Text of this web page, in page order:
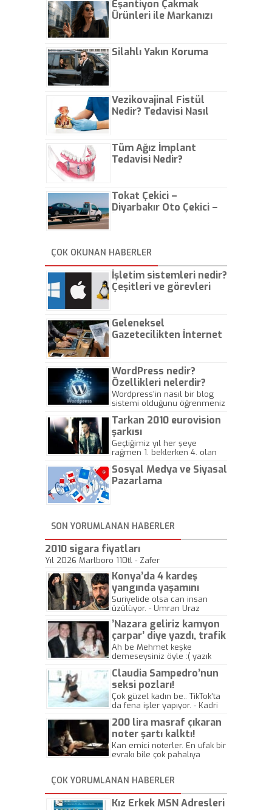
Eşantiyon Çakmak
Ürünleri ile Markanızı
Silahlı Yakın Koruma
Vezikovajinal Fistül
Nedir? Tedavisi Nasıl
Tüm Ağız İmplant
Tedavisi Nedir?
Tokat Çekici –
Diyarbakır Oto Çekici –
ÇOK OKUNAN HABERLER
İşletim sistemleri nedir?
Çeşitleri ve görevleri
Geleneksel
Gazetecilikten İnternet
WordPress nedir?
Özellikleri nelerdir?
Wordpress'in nasıl bir blog
sistemi olduğunu öğrenmeniz
Tarkan 2010 eurovision
şarkısı
Geçtiğimiz yıl her şeye
rağmen 1. beklerken 4. olan
gösterisinin bu yarışmada
önemli olmadığını anlamıştır.
Sosyal Medya ve Siyasal
Pazarlama
SON YORUMLANAN HABERLER
2010 sigara fiyatları
Yıl 2026 Marlboro 110tl - Zafer
Konya’da 4 kardeş
yangında yaşamını
yitirdi
Suriyelide olsa can insan
üzülüyor. - Umran Uraz
’Nazara geliriz kamyon
çarpar’ diye yazdı, trafik
kazasında öldü!
Ah be Mehmet keşke
demeseysiniz öyle :( yazık
Claudia Sampedro’nun
seksi pozları!
Çok güzel kadın be.. TikTok'ta
da fena işler yapıyor. - Kadri
200 lira masraf çıkaran
noter şartı kalktı!
Kan emici noterler. En ufak bir
evrakı bile çok pahalıya
kaptırıyorsunuz. - Kayhan
Gezenti
ÇOK YORUMLANAN HABERLER
Kız Erkek MSN Adresleri